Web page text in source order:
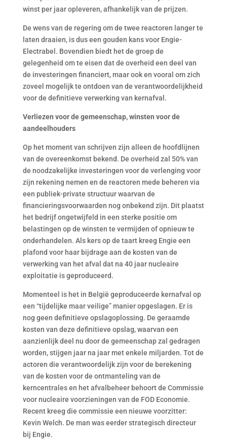
winst per jaar opleveren, afhankelijk van de prijzen.
De wens van de regering om de twee reactoren langer te
laten draaien, is dus een gouden kans voor Engie-
Electrabel. Bovendien biedt het de groep de
gelegenheid om te eisen dat de overheid een deel van
de investeringen financiert, maar ook en vooral om zich
zoveel mogelijk te ontdoen van de verantwoordelijkheid
voor de definitieve verwerking van kernafval.
Verliezen voor de gemeenschap, winsten voor de
aandeelhouders
Op het moment van schrijven zijn alleen de hoofdlijnen
van de overeenkomst bekend. De overheid zal 50% van
de noodzakelijke investeringen voor de verlenging voor
zijn rekening nemen en de reactoren mede beheren via
een publiek-private structuur waarvan de
financieringsvoorwaarden nog onbekend zijn. Dit plaatst
het bedrijf ongetwijfeld in een sterke positie om
belastingen op de winsten te vermijden of opnieuw te
onderhandelen. Als kers op de taart kreeg Engie een
plafond voor haar bijdrage aan de kosten van de
verwerking van het afval dat na 40 jaar nucleaire
exploitatie is geproduceerd.
Momenteel is het in België geproduceerde kernafval op
een “tijdelijke maar veilige” manier opgeslagen. Er is
nog geen definitieve opslagoplossing. De geraamde
kosten van deze definitieve opslag, waarvan een
aanzienlijk deel nu door de gemeenschap zal gedragen
worden, stijgen jaar na jaar met enkele miljarden. Tot de
actoren die verantwoordelijk zijn voor de berekening
van de kosten voor de ontmanteling van de
kerncentrales en het afvalbeheer behoort de Commissie
voor nucleaire voorzieningen van de FOD Economie.
Recent kreeg die commissie een nieuwe voorzitter:
Kevin Welch. De man was eerder strategisch directeur
bij Engie.